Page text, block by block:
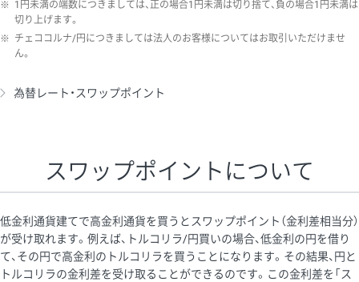
※ 1円未満の端数につきましては、正の場合1円未満は切り捨て、負の場合1円未満は
切り上げます。
※ チェココルナ/円につきましては法人のお客様についてはお取引いただけませ
ん。
為替レート・スワップポイント
スワップポイントについて
低金利通貨建てで高金利通貨を買うとスワップポイント（金利差相当分）
が受け取れます。例えば、トルコリラ/円買いの場合、低金利の円を借り
て、その円で高金利のトルコリラを買うことになります。その結果、円と
トルコリラの金利差を受け取ることができるのです。この金利差を「ス